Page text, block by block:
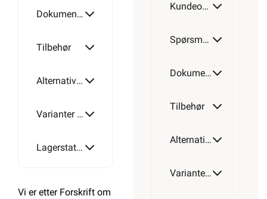
Dokumentasjon
Tilbehør
Alternative artikler
Varianter av artikkel
Lagerstatus
Vi er etter Forskrift om
Kundeomtale
Spørsmål og svar
Dokumentasjon
Tilbehør
Alternative artikler
Varianter av artikkel